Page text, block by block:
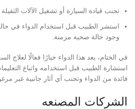
تجنب قيادة السيارة أو تشغيل الآلات الثقيلة
استشر الطبيب قبل استخدام الدواء في
وجود حالة صحية مزمنة.
في الختام، يعد هذا الدواء خيارًا فعالًا لعلاج
استشارة الطبيب قبل استخدامه واتباع
فائدة من الدواء وتجنب أي آثار جانبية غير
الشركات المصنعه